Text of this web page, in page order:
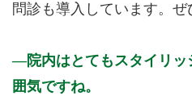
問診も導入しています。ぜ
院内はとてもスタイリ
囲気ですね。